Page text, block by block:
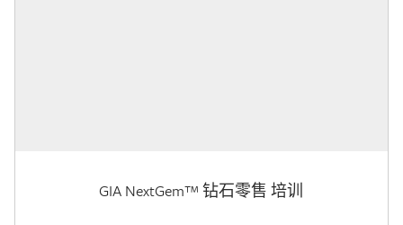
GIA NextGem™ 钻石零售 培训